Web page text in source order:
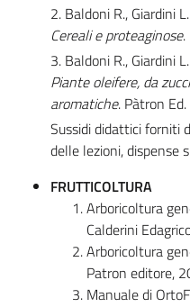
2. Baldoni R., Giardini
Cereali e proteaginose.
3. Baldoni R., Giardini
Piante oleifere, da
aromatiche. Pàtron Ed.
Sussidi didattici forniti
delle lezioni, dispense
FRUTTICOLTURA
Arboricoltura
Calderini
Arboricoltura
Patron editore,
Manuale di